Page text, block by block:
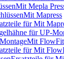
Mit Mepla
Mit Mapress
für Mit
für UP-
Mit FlowFit
für Mit